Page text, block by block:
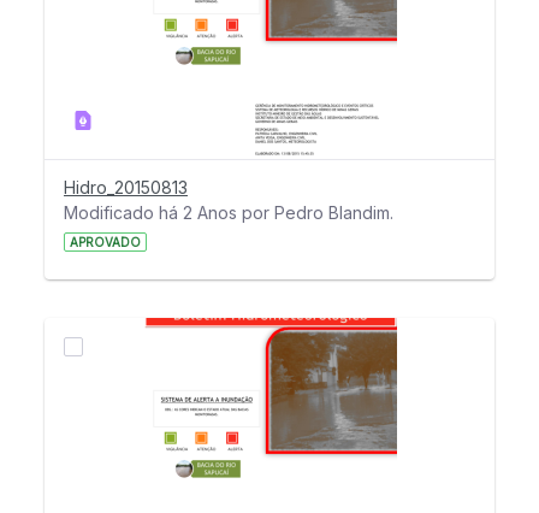
Hidro_20150813
Modificado há 2 Anos por Pedro Blandim.
APROVADO